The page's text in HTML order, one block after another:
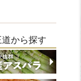
から探す